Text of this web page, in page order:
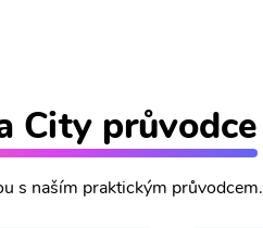
City průvodce
s naším praktickým průvodcem.